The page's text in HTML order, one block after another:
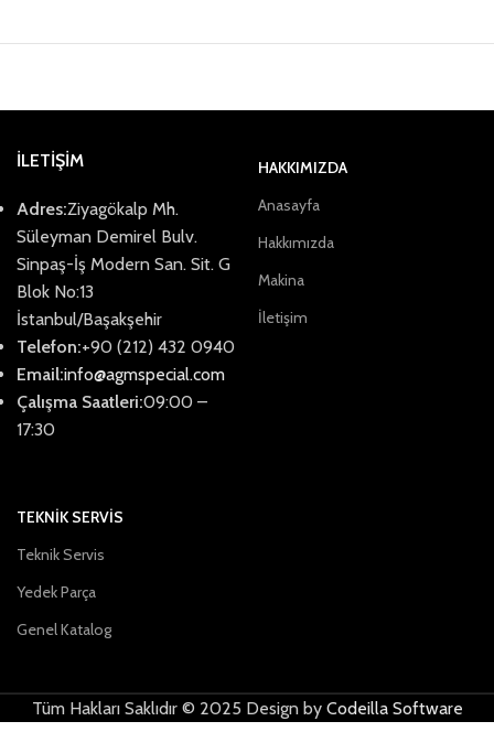
İLETİŞİM
Adres:Ziyagökalp Mh.
Süleyman Demirel Bulv.
Sinpaş-İş Modern San. Sit. G
Blok No:13
İstanbul/Başakşehir
Telefon:+90 (212) 432 0940
Email:info@agmspecial.com
Çalışma Saatleri:09:00 –
17:30
HAKKIMIZDA
Anasayfa
Hakkımızda
Makina
İletişim
TEKNİK SERVİS
Teknik Servis
Yedek Parça
Genel Katalog
Tüm Hakları Saklıdır © 2025 Design by Codeilla Software